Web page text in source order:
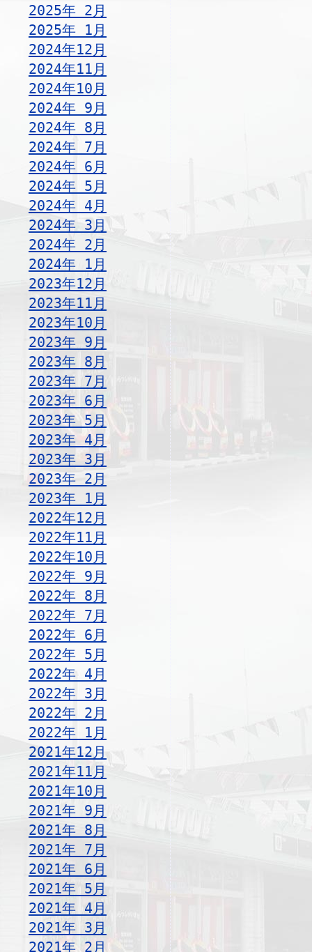
2025年 2月
2025年 1月
2024年12月
2024年11月
2024年10月
2024年 9月
2024年 8月
2024年 7月
2024年 6月
2024年 5月
2024年 4月
2024年 3月
2024年 2月
2024年 1月
2023年12月
2023年11月
2023年10月
2023年 9月
2023年 8月
2023年 7月
2023年 6月
2023年 5月
2023年 4月
2023年 3月
2023年 2月
2023年 1月
2022年12月
2022年11月
2022年10月
2022年 9月
2022年 8月
2022年 7月
2022年 6月
2022年 5月
2022年 4月
2022年 3月
2022年 2月
2022年 1月
2021年12月
2021年11月
2021年10月
2021年 9月
2021年 8月
2021年 7月
2021年 6月
2021年 5月
2021年 4月
2021年 3月
2021年 2月